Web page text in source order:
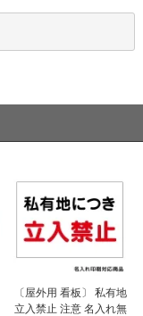
〔屋外用 看板〕 私有地
立入禁止 注意 名入れ無